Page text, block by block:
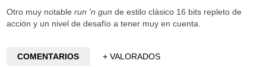
Otro muy notablerun 'n gun de estilo clásico 16 bits repleto de
acción y un nivel de desafío a tener muy en cuenta.
COMENTARIOS
+ VALORADOS